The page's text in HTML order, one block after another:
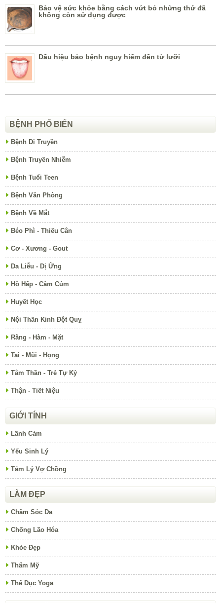
Bảo vệ sức khỏe bằng cách vứt bỏ những thứ đã
không còn sử dụng được
Dấu hiệu báo bệnh nguy hiểm đến từ lưỡi
BỆNH PHỔ BIẾN
Bệnh Di Truyền
Bệnh Truyền Nhiễm
Bệnh Tuổi Teen
Bệnh Văn Phòng
Bệnh Về Mắt
Béo Phì - Thiếu Cân
Cơ - Xương - Gout
Da Liễu - Dị Ứng
Hô Hấp - Cảm Cúm
Huyết Học
Nội Thần Kinh Đột Quỵ
Răng - Hàm - Mặt
Tai - Mũi - Họng
Tâm Thần - Trẻ Tự Kỷ
Thận - Tiết Niệu
GIỚI TÍNH
Lãnh Cảm
Yếu Sinh Lý
Tâm Lý Vợ Chồng
LÀM ĐẸP
Chăm Sóc Da
Chống Lão Hóa
Khỏe Đẹp
Thẩm Mỹ
Thể Dục Yoga